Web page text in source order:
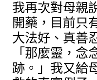
我再次對母親
開藥，目前只
大法好、真善
「那麼靈，
跡。」我又給